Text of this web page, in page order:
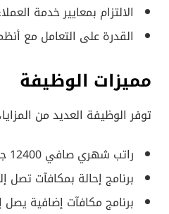
الالتزام بمعايير خدمة
القدرة على التعامل مع
مميزات الوظيفة
توفر الوظيفة العديد من
راتب شهري صافي 12400 جنيه.
برنامج إحالة بمكافآت تصل إلى 2000
برنامج مكافآت إضافية يصل إلى 3000